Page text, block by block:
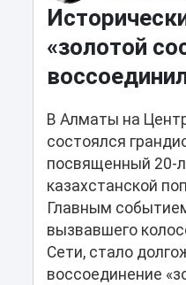
«золотой
В Алматы на
состоялся
посвященный 20-
казахстанской
Главным
вызвавшего
Сети, стало
воссоединение